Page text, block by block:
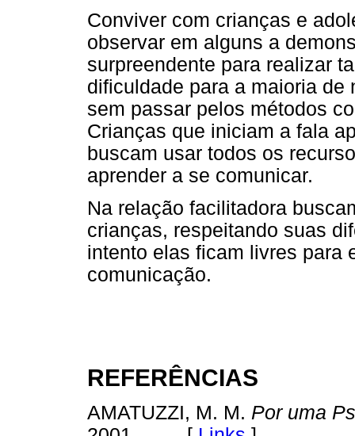
Conviver com crianças e
observar em alguns a
surpreendente para realizar
dificuldade para a maioria de
sem passar pelos métodos
Crianças que iniciam a fala
buscam usar todos os
aprender a se comunicar.
Na relação facilitadora
crianças, respeitando suas
intento elas ficam livres para
comunicação.
REFERÊNCIAS
AMATUZZI, M. M. Por uma